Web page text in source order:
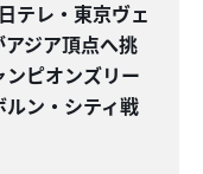
テレ・東京ヴェ
ジア頂点へ挑
ンピオンズリー
ン・シティ戦